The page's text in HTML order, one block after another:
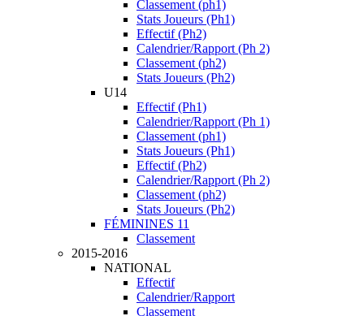
Classement (ph1)
Stats Joueurs (Ph1)
Effectif (Ph2)
Calendrier/Rapport (Ph 2)
Classement (ph2)
Stats Joueurs (Ph2)
U14
Effectif (Ph1)
Calendrier/Rapport (Ph 1)
Classement (ph1)
Stats Joueurs (Ph1)
Effectif (Ph2)
Calendrier/Rapport (Ph 2)
Classement (ph2)
Stats Joueurs (Ph2)
FÉMININES 11
Classement
2015-2016
NATIONAL
Effectif
Calendrier/Rapport
Classement